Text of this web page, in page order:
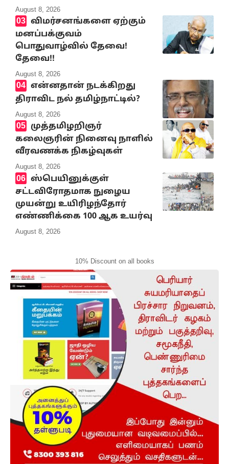
August 8, 2026
விமர்சனங்களை ஏற்கும்
மனப்பக்குவம்
பொதுவாழ்வில் தேவை!
தேவை!!
August 8, 2026
என்னதான் நடக்கிறது
திராவிட நல் தமிழ்நாட்டில்?
August 8, 2026
முத்தமிழறிஞர்
கலைஞரின் நினைவு நாளில்
வீரவணக்க நிகழ்வுகள்
August 8, 2026
ஸ்பெயினுக்குள்
சட்டவிரோதமாக நுழைய
முயன்று உயிரிழந்தோர்
எண்ணிக்கை 100 ஆக உயர்வு
August 8, 2026
10% Discount on all books